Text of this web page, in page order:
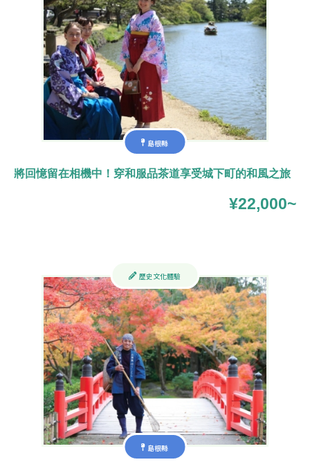
島根縣
將回憶留在相機中！穿和服品茶道享受城下町的和風之旅
¥22,000~
島根縣
歷史文化體驗